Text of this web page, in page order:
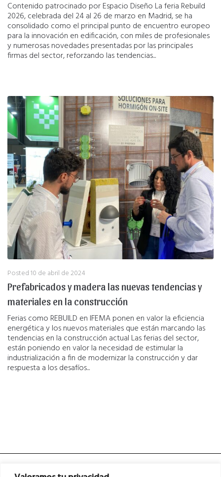
Contenido patrocinado por Espacio Diseño La feria Rebuild
2026, celebrada del 24 al 26 de marzo en Madrid, se ha
consolidado como el principal punto de encuentro europeo
para la innovación en edificación, con miles de profesionales
y numerosas novedades presentadas por las principales
firmas del sector, reforzando las tendencias...
Posted10 de abril de 2024
Prefabricados y madera las nuevas tendencias y
materiales en la construcción
Ferias como REBUILD en IFEMA ponen en valor la eficiencia
energética y los nuevos materiales que están marcando las
tendencias en la construcción actual Las ferias del sector,
están poniendo en valor la necesidad de estimular la
industrialización a fin de modernizar la construcción y dar
respuesta a los desafíos...